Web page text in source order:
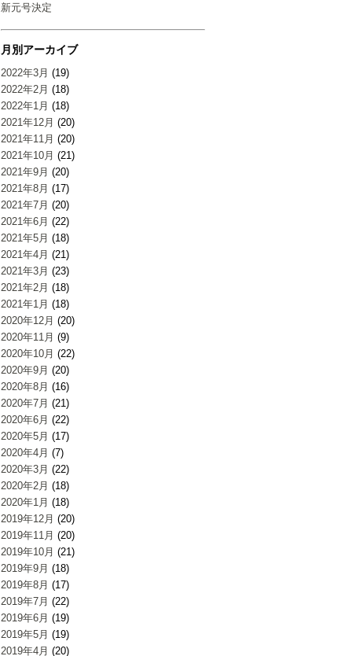
新元号決定
月別アーカイブ
2022年3月 (19)
2022年2月 (18)
2022年1月 (18)
2021年12月 (20)
2021年11月 (20)
2021年10月 (21)
2021年9月 (20)
2021年8月 (17)
2021年7月 (20)
2021年6月 (22)
2021年5月 (18)
2021年4月 (21)
2021年3月 (23)
2021年2月 (18)
2021年1月 (18)
2020年12月 (20)
2020年11月 (9)
2020年10月 (22)
2020年9月 (20)
2020年8月 (16)
2020年7月 (21)
2020年6月 (22)
2020年5月 (17)
2020年4月 (7)
2020年3月 (22)
2020年2月 (18)
2020年1月 (18)
2019年12月 (20)
2019年11月 (20)
2019年10月 (21)
2019年9月 (18)
2019年8月 (17)
2019年7月 (22)
2019年6月 (19)
2019年5月 (19)
2019年4月 (20)